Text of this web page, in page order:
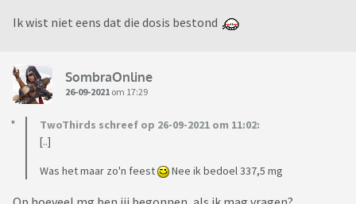
Ik wist niet eens dat die dosis bestond
SombraOnline
26-09-2021 om 17:29
TwoThirds schreef op 26-09-2021 om 11:02:
[..]
Was het maar zo'n feest Nee ik bedoel 337,5 mg